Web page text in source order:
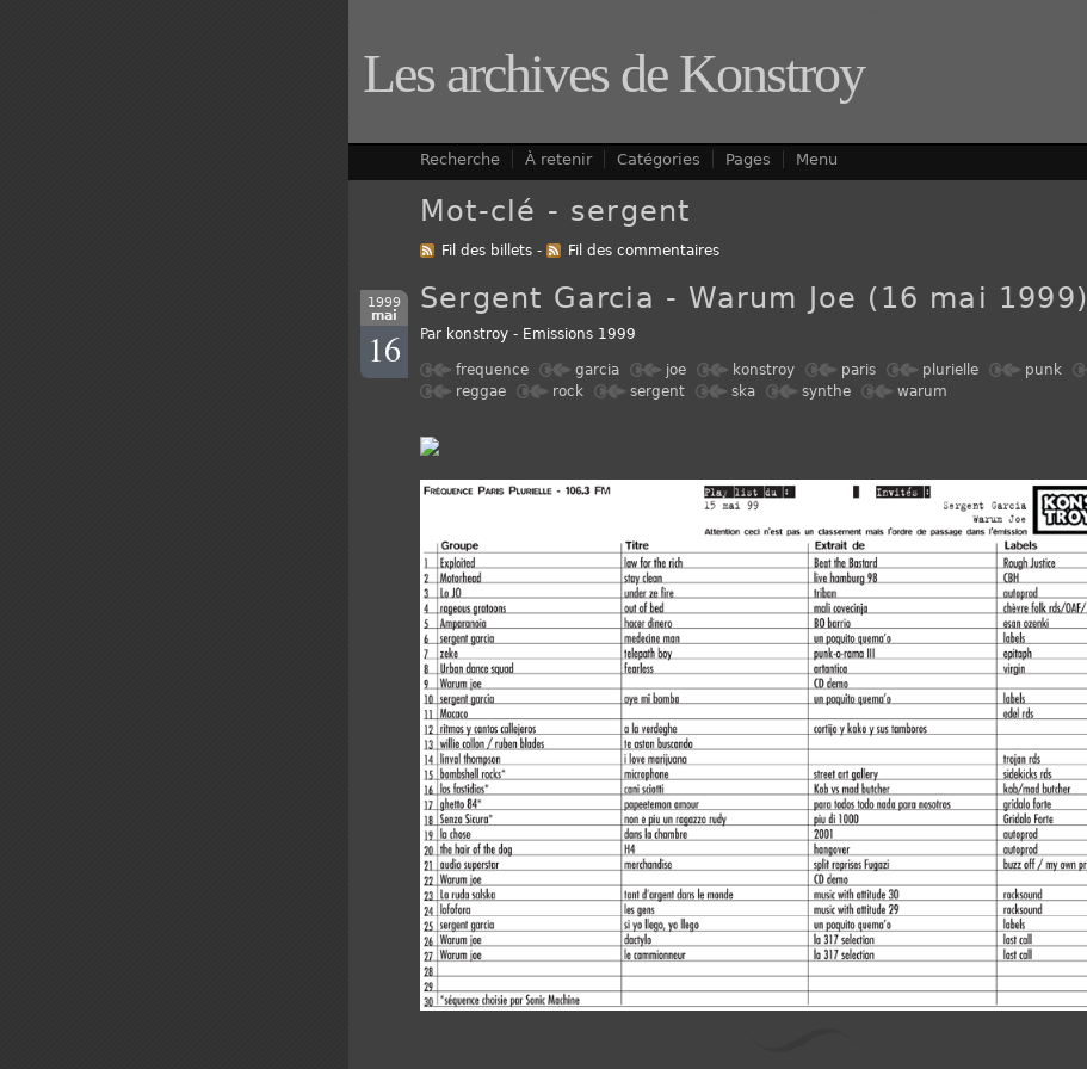
Les archives de Konstroy
Recherche À retenir Catégories Pages Menu
Mot-clé - sergent
Fil des billets - Fil des commentaires
1999
mai
16
Sergent Garcia - Warum Joe (16 mai 1999)
Par konstroy - Emissions 1999
frequence garcia joe konstroy paris plurielle punk
reggae
rock sergent ska synthe warum